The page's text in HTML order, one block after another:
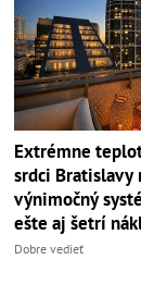
Extrémne
srdci Bratislavy
výnimočný
ešte aj šetrí
Dobre vedieť